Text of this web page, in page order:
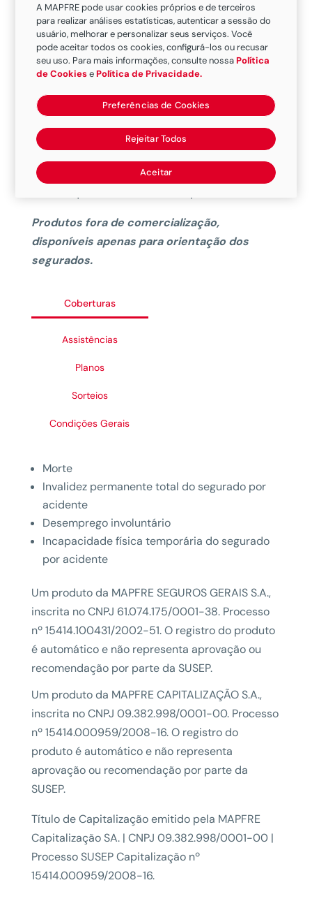
VIVO, você terá as coberturas de Morte,
Invalidez Permanente Total por Acidente e
Incapacidade Física Temporária por Acidente ou
Desemprego Involuntário do titular.
Além das coberturas do seguro, o segurado
receberá um número da sorte para concorrer a
sorteios mensais, no último sábado de cada
mês, realizados pela Loteria Federal. O valor da
premiação será conforme o plano contratado,
Produtos fora de comercialização,
disponíveis apenas para orientação dos
segurados.
Coberturas
Assistências
Planos
Sorteios
Condições Gerais
Morte
Invalidez permanente total do segurado por
acidente
Desemprego involuntário
Incapacidade física temporária do segurado
por acidente
Um produto da MAPFRE SEGUROS GERAIS S.A.,
inscrita no CNPJ 61.074.175/0001-38. Processo
nº 15414.100431/2002-51. O registro do produto
é automático e não representa aprovação ou
recomendação por parte da SUSEP.
Um produto da MAPFRE CAPITALIZAÇÃO S.A.,
inscrita no CNPJ 09.382.998/0001-00. Processo
nº 15414.000959/2008-16. O registro do
produto é automático e não representa
aprovação ou recomendação por parte da
SUSEP.
Título de Capitalização emitido pela MAPFRE
Capitalização SA. | CNPJ 09.382.998/0001-00 |
Processo SUSEP Capitalização nº
15414.000959/2008-16.
A MAPFRE pode usar cookies próprios e de terceiros
para realizar análises estatísticas, autenticar a sessão do
usuário, melhorar e personalizar seus serviços. Você
pode aceitar todos os cookies, configurá-los ou recusar
seu uso. Para mais informações, consulte nossaPolítica
de CookiesePolítica de Privacidade.
Preferências de Cookies
Rejeitar Todos
Aceitar